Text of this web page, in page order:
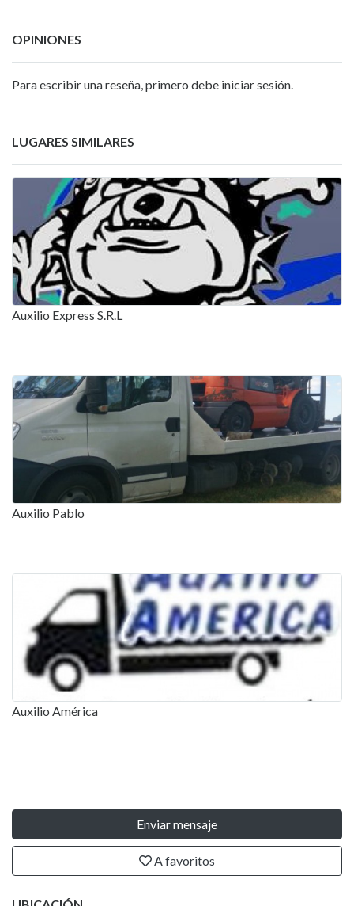
OPINIONES
Para escribir una reseña, primero debe iniciar sesión.
LUGARES SIMILARES
Auxilio Express S.R.L
Auxilio Pablo
Auxilio América
Enviar mensaje
A favoritos